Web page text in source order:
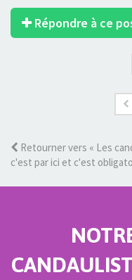
Répondre à ce
Retourner vers « Les
c'est par ici et c'est